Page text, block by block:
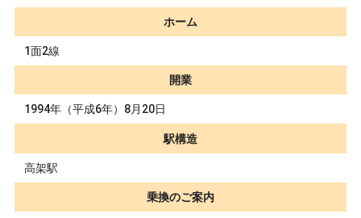
ホーム
1面2線
開業
1994年（平成6年）8月20日
駅構造
高架駅
乗換のご案内